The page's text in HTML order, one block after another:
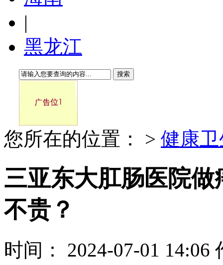
|
黑龙江
搜索
您所在的位置： > 健康
三亚东大肛肠医院
不贵？
时间： 2024-07-01 14:06